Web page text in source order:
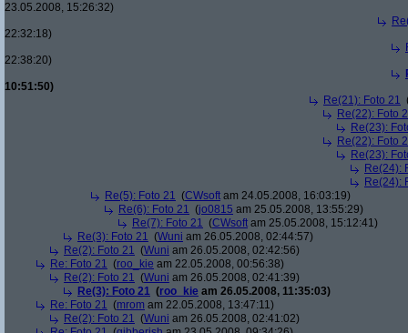
23.05.2008, 15:26:32)
22:32:18)
22:38:20)
10:51:50)
Re(21): Foto 21
Re(22): Foto
Re(23):
Re(22): Foto
Re(23):
Re(24):
Re(24):
Re(5): Foto 21 (CWsoft am 24.05.2008, 16:03:19)
Re(6): Foto 21 (jo0815 am 25.05.2008, 13:55:29)
Re(7): Foto 21 (CWsoft am 25.05.2008, 15:12:41)
Re(3): Foto 21 (Wuni am 26.05.2008, 02:44:57)
Re(2): Foto 21 (Wuni am 26.05.2008, 02:42:56)
Re: Foto 21 (roo_kie am 22.05.2008, 00:56:38)
Re(2): Foto 21 (Wuni am 26.05.2008, 02:41:39)
Re(3): Foto 21 (roo_kie am 26.05.2008, 11:35:03)
Re: Foto 21 (mrom am 22.05.2008, 13:47:11)
Re(2): Foto 21 (Wuni am 26.05.2008, 02:41:02)